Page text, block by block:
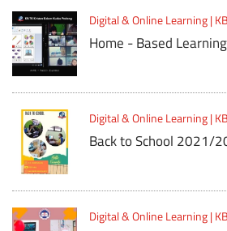
Digital & Online Learning |
Home - Based
Digital & Online Learning |
Back to School 2021/
Digital & Online Learning |